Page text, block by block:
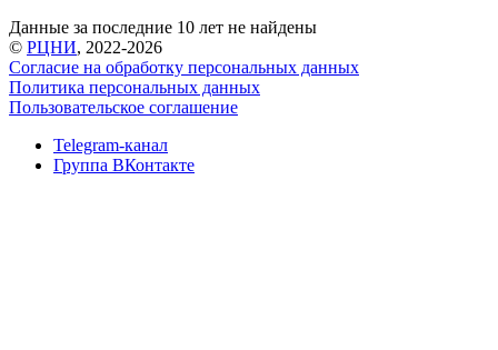
Данные за последние 10 лет не найдены
© РЦНИ, 2022-2026
Согласие на обработку персональных данных
Политика персональных данных
Пользовательское соглашение
Telegram-канал
Группа ВКонтакте